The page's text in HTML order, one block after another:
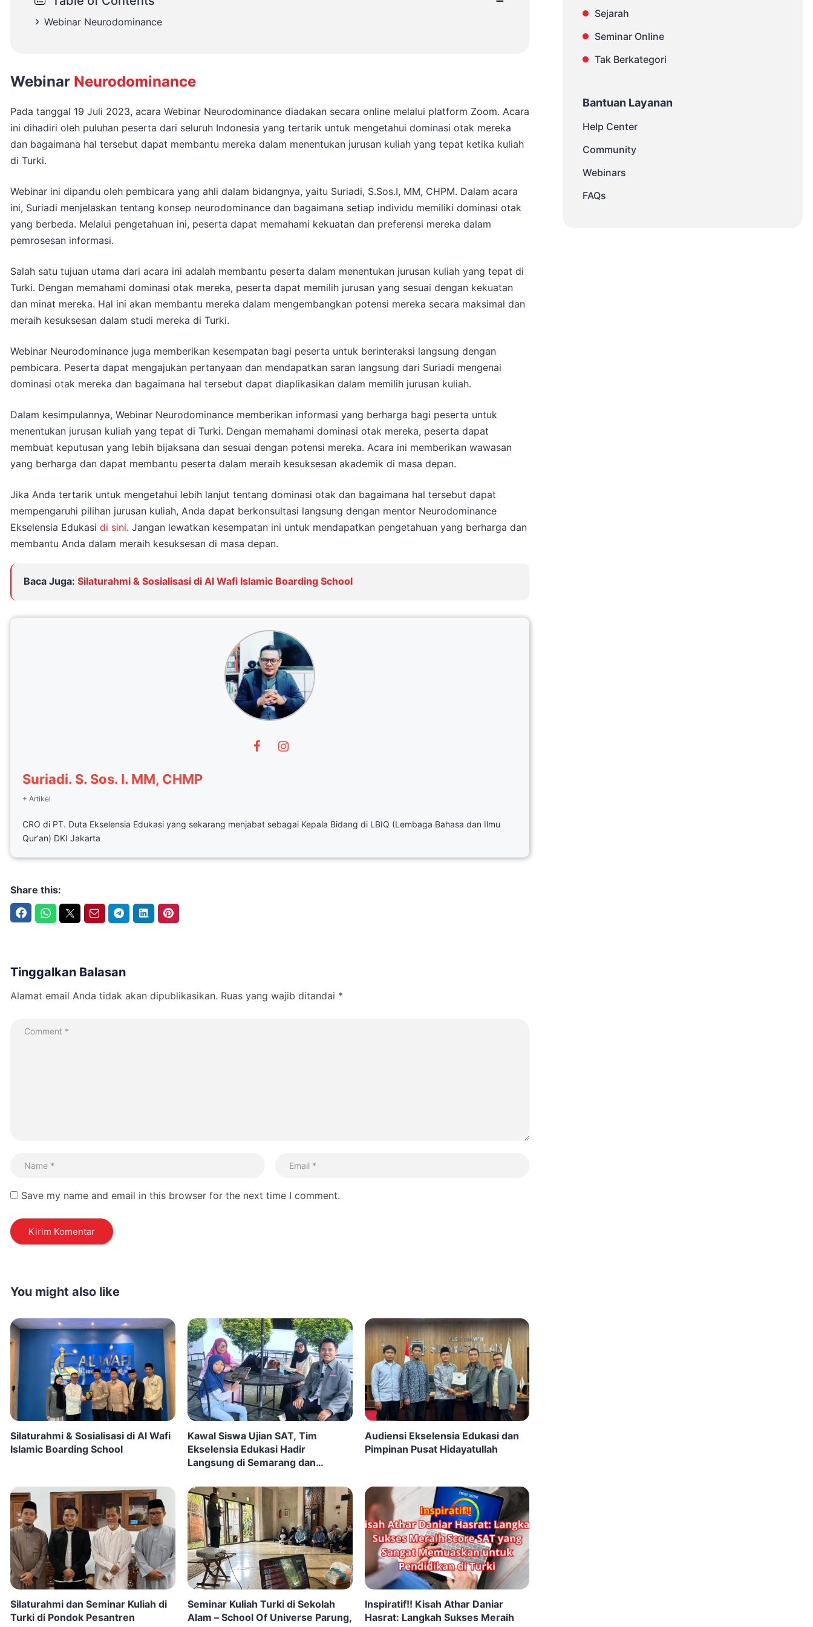
Webinar Neurodominance
Webinar Neurodominance
Pada tanggal 19 Juli 2023, acara Webinar Neurodominance diadakan secara online melalui platform Zoom. Acara
ini dihadiri oleh puluhan peserta dari seluruh Indonesia yang tertarik untuk mengetahui dominasi otak mereka
dan bagaimana hal tersebut dapat membantu mereka dalam menentukan jurusan kuliah yang tepat ketika kuliah
di Turki.
Webinar ini dipandu oleh pembicara yang ahli dalam bidangnya, yaitu Suriadi, S.Sos.I, MM, CHPM. Dalam acara
ini, Suriadi menjelaskan tentang konsep neurodominance dan bagaimana setiap individu memiliki dominasi otak
yang berbeda. Melalui pengetahuan ini, peserta dapat memahami kekuatan dan preferensi mereka dalam
pemrosesan informasi.
Salah satu tujuan utama dari acara ini adalah membantu peserta dalam menentukan jurusan kuliah yang tepat di
Turki. Dengan memahami dominasi otak mereka, peserta dapat memilih jurusan yang sesuai dengan kekuatan
dan minat mereka. Hal ini akan membantu mereka dalam mengembangkan potensi mereka secara maksimal dan
meraih kesuksesan dalam studi mereka di Turki.
Webinar Neurodominance juga memberikan kesempatan bagi peserta untuk berinteraksi langsung dengan
pembicara. Peserta dapat mengajukan pertanyaan dan mendapatkan saran langsung dari Suriadi mengenai
dominasi otak mereka dan bagaimana hal tersebut dapat diaplikasikan dalam memilih jurusan kuliah.
Dalam kesimpulannya, Webinar Neurodominance memberikan informasi yang berharga bagi peserta untuk
menentukan jurusan kuliah yang tepat di Turki. Dengan memahami dominasi otak mereka, peserta dapat
membuat keputusan yang lebih bijaksana dan sesuai dengan potensi mereka. Acara ini memberikan wawasan
yang berharga dan dapat membantu peserta dalam meraih kesuksesan akademik di masa depan.
Jika Anda tertarik untuk mengetahui lebih lanjut tentang dominasi otak dan bagaimana hal tersebut dapat
mempengaruhi pilihan jurusan kuliah, Anda dapat berkonsultasi langsung dengan mentor Neurodominance
Ekselensia Edukasi di sini. Jangan lewatkan kesempatan ini untuk mendapatkan pengetahuan yang berharga dan
membantu Anda dalam meraih kesuksesan di masa depan.
Baca Juga: Silaturahmi & Sosialisasi di Al Wafi Islamic Boarding School
Suriadi. S. Sos. I. MM, CHMP
+ Artikel
CRO di PT. Duta Ekselensia Edukasi yang sekarang menjabat sebagai Kepala Bidang di LBIQ (Lembaga Bahasa dan Ilmu
Qur'an) DKI Jakarta
Share this:
Tinggalkan Balasan
Alamat email Anda tidak akan dipublikasikan. Ruas yang wajib ditandai *
Save my name and email in this browser for the next time I comment.
You might also like
Silaturahmi & Sosialisasi di Al Wafi
Islamic Boarding School
Kawal Siswa Ujian SAT, Tim
Ekselensia Edukasi Hadir
Langsung di Semarang dan
Audiensi Ekselensia Edukasi dan
Pimpinan Pusat Hidayatullah
Silaturahmi dan Seminar Kuliah di
Turki di Pondok Pesantren
Seminar Kuliah Turki di Sekolah
Alam – School Of Universe Parung,
Inspiratif!! Kisah Athar Daniar
Hasrat: Langkah Sukses Meraih
Sejarah
Seminar Online
Tak Berkategori
Bantuan Layanan
Help Center
Community
Webinars
FAQs